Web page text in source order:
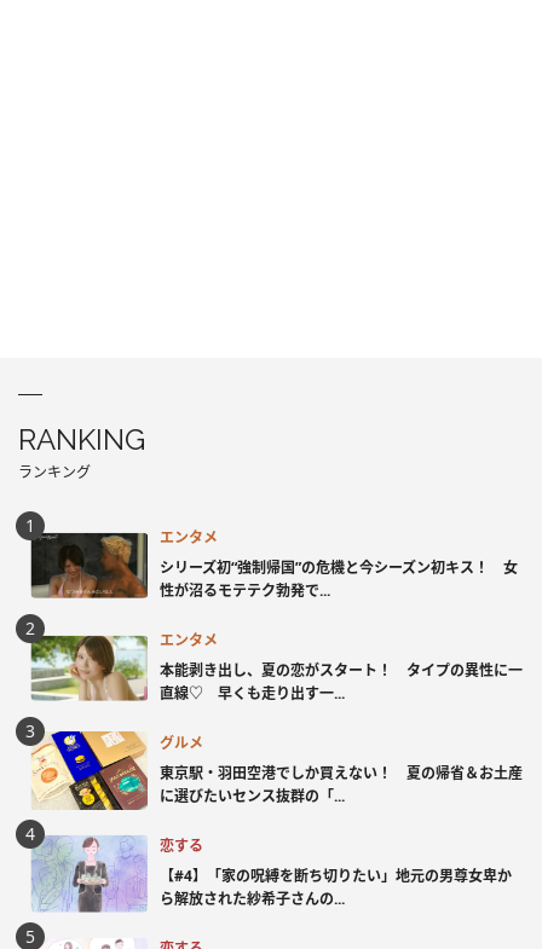
RANKING
ランキング
エンタメ
シリーズ初“強制帰国”の危機と今シーズン初キス！ 女
性が沼るモテテク勃発で...
エンタメ
本能剥き出し、夏の恋がスタート！ タイプの異性に一
直線♡ 早くも走り出す一...
グルメ
東京駅・羽田空港でしか買えない！ 夏の帰省＆お土産
に選びたいセンス抜群の「...
恋する
【#4】「家の呪縛を断ち切りたい」地元の男尊女卑か
ら解放された紗希子さんの...